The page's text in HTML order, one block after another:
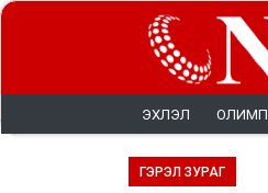
ЭХЛЭЛ ОЛИМП
ГЭРЭЛ ЗУРАГ